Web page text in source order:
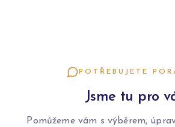
POTŘEBUJETE
Jsme tu pro
Pomůžeme vám s výběrem,